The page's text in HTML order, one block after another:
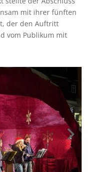
mit ihrer fünften
der den Auftritt
vom Publikum mit